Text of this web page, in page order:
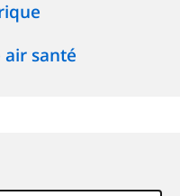
air santé